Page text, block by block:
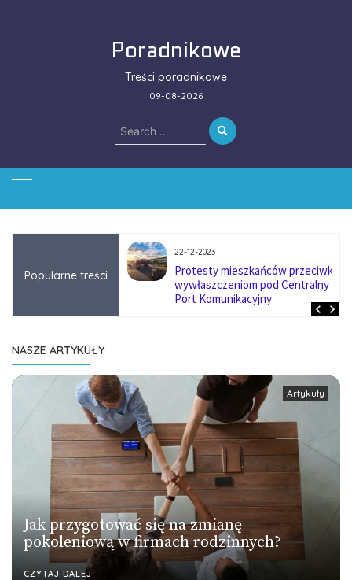
Poradnikowe
Treści poradnikowe
09-08-2026
Search
for:
Popularne treści
się na zmianę
w firmach
22-12-2023
Protesty mieszkańców przeciwko
wywłaszczeniom pod Centralny
Port Komunikacyjny
NASZE ARTYKUŁY
Artykuły
Jak przygotować się na zmianę
pokoleniową w firmach rodzinnych?
CZYTAJ DALEJ